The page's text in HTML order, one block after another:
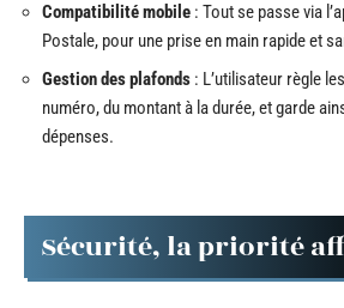
Compatibilité mobile : Tout se passe via
Postale, pour une prise en main rapide et
Gestion des plafonds : L’utilisateur règle
numéro, du montant à la durée, et garde
dépenses.
Sécurité, la priorité